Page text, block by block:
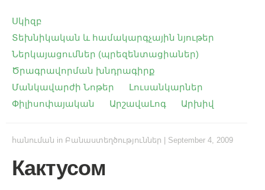
Սկիզբ
Տեխնիկական և համակարգչային նյութեր
Ներկայացումներ (պրեզենտացիաներ)
Ծրագրավորման խնդրագիրք
Մանկավարժի Նոթեր
Լուսանկարներ
Փիլիսոփայական
ԱրշավաԼոգ Արխիվ
հանուման in Բանաստեղծություններ September 4, 2009
Кактусом